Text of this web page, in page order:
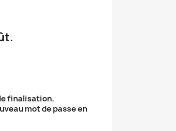
finalisation.
mot de passe en